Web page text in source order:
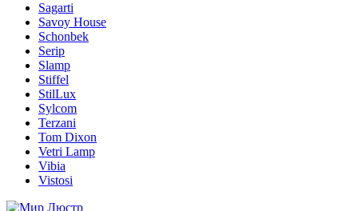
Sagarti
Savoy House
Schonbek
Serip
Slamp
Stiffel
StilLux
Sylcom
Terzani
Tom Dixon
Vetri Lamp
Vibia
Vistosi